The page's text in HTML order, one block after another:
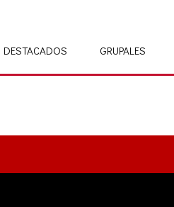
DESTACADOS GRUPALES